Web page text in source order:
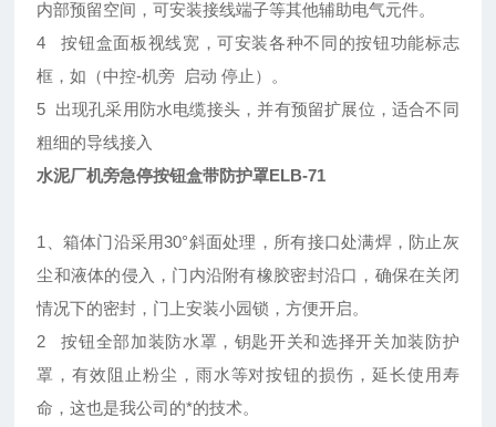
内部预留空间，可安装接线端子等其他辅助电气元件。
4 按钮盒面板视线宽，可安装各种不同的按钮功能标志
框，如（中控-机旁 启动 停止）。
5 出现孔采用防水电缆接头，并有预留扩展位，适合不同
粗细的导线接入
水泥厂机旁急停按钮盒带防护罩ELB-71
1、箱体门沿采用30°斜面处理，所有接口处满焊，防止灰
尘和液体的侵入，门内沿附有橡胶密封沿口，确保在关闭
情况下的密封，门上安装小园锁，方便开启。
2 按钮全部加装防水罩，钥匙开关和选择开关加装防护
罩，有效阻止粉尘，雨水等对按钮的损伤，延长使用寿
命，这也是我公司的*的技术。